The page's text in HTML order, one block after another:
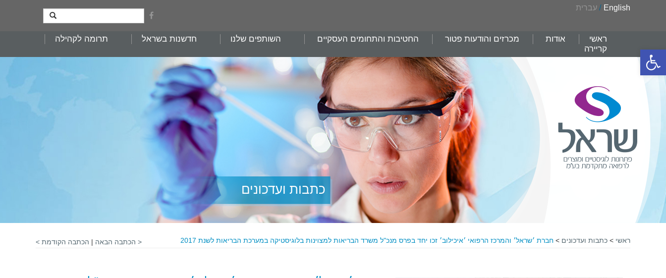
פתח סרגל נגישות
English
/ עברית
ראשי אודות מכרזים והודעות פטור החטיבות והתחומים העסקיים השותפים שלנו חדשנות בשראל
תרומה לקהילה
קריירה
כתבות ועדכונים
ראשי > כתבות ועדכונים > חברת ׳שראל׳ והמרכז הרפואי ׳איכילוב׳ זכו יחד בפרס מנכ"ל משרד הבריאות למצוינות בלוגיסטיקה במערכת הבריאות לשנת 2017 < הכתבה הבאה | הכתבה הקודמת >